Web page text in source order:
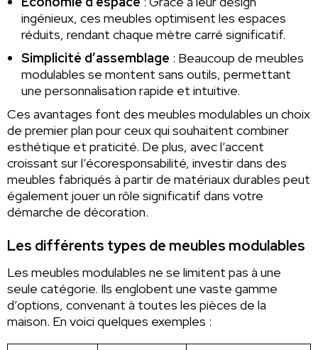
ingénieux, ces meubles optimisent les espaces
réduits, rendant chaque mètre carré significatif.
Simplicité d’assemblage : Beaucoup de meubles
modulables se montent sans outils, permettant
une personnalisation rapide et intuitive.
Ces avantages font des meubles modulables un choix
de premier plan pour ceux qui souhaitent combiner
esthétique et praticité. De plus, avec l’accent
croissant sur l’écoresponsabilité, investir dans des
meubles fabriqués à partir de matériaux durables peut
également jouer un rôle significatif dans votre
démarche de décoration.
Les différents types de meubles modulables
Les meubles modulables ne se limitent pas à une
seule catégorie. Ils englobent une vaste gamme
d’options, convenant à toutes les pièces de la
maison. En voici quelques exemples :